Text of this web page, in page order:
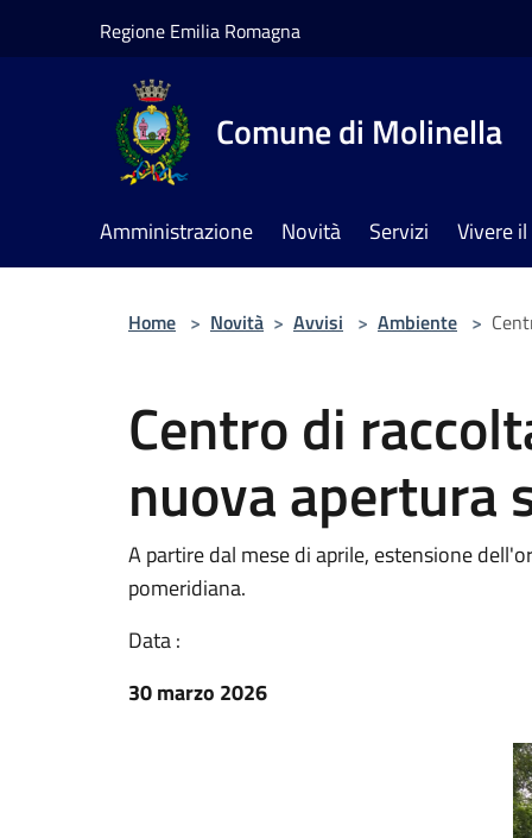
Regione Emilia Romagna
Comune di Molinella
Amministrazione Novità Servizi Vivere
Home > Novità > Avvisi > Ambiente >
Centro di
nuova apertura
A partire dal mese di aprile, estensione
pomeridiana.
Data :
30 marzo 2026